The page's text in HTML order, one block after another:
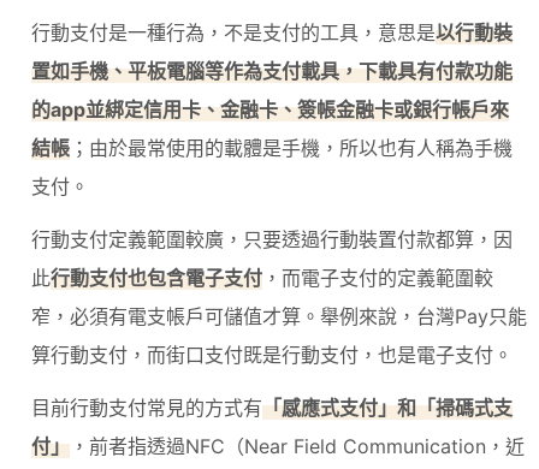
行動支付是一種行為，不是支付的工具，意思是以行動裝
置如手機、平板電腦等作為支付載具，下載具有付款功能
的app並綁定信用卡、金融卡、簽帳金融卡或銀行帳戶來
結帳 ；由於最常使用的載體是手機，所以也有人稱為手機
支付。
行動支付定義範圍較廣，只要透過行動裝置付款都算，因
此行動支付也包含電子支付 ，而電子支付的定義範圍較
窄，必須有電支帳戶可儲值才算。舉例來說，台灣Pay只能
算行動支付，而街口支付既是行動支付，也是電子支付。
目前行動支付常見的方式有「感應式支付」和「掃碼式支
付」 ，前者指透過NFC（Near Field Communication，近